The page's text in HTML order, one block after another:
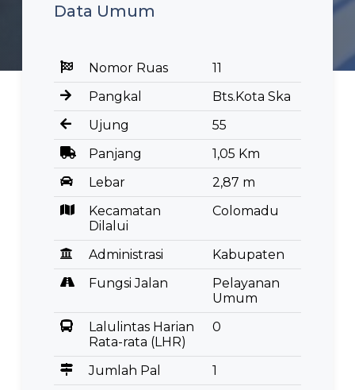
Data Umum
Nomor Ruas
11
Pangkal
Bts.Kota Ska
Ujung
55
Panjang
1,05 Km
Lebar
2,87 m
Kecamatan
Dilalui
Colomadu
Administrasi
Kabupaten
Fungsi Jalan
Pelayanan
Umum
Lalulintas Harian
Rata-rata (LHR)
0
Jumlah Pal
1